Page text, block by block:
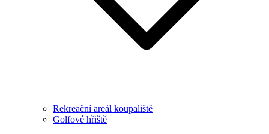
Rekreační areál koupaliště
Golfové hřiště